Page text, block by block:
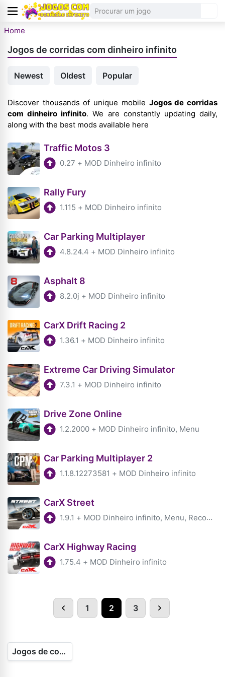
Home
Jogos de corridas com dinheiro infinito
Newest Oldest Popular
Discover thousands of unique mobile Jogos de corridas
com dinheiro infinito. We are constantly updating daily,
along with the best mods available here
Traffic Motos 3
0.27 + MOD Dinheiro infinito
Rally Fury
1.115 + MOD Dinheiro infinito
Car Parking Multiplayer
4.8.24.4 + MOD Dinheiro infinito
Asphalt 8
8.2.0j + MOD Dinheiro infinito
CarX Drift Racing 2
1.36.1 + MOD Dinheiro infinito
Extreme Car Driving Simulator
7.3.1 + MOD Dinheiro infinito
Drive Zone Online
1.2.2000 + MOD Dinheiro infinito, Menu
Car Parking Multiplayer 2
1.1.8.12273581 + MOD Dinheiro infinito
CarX Street
1.9.1 + MOD Dinheiro infinito, Menu, Recompensas Grátis
CarX Highway Racing
1.75.4 + MOD Dinheiro infinito
1 2 3
Jogos de corridas sem fim